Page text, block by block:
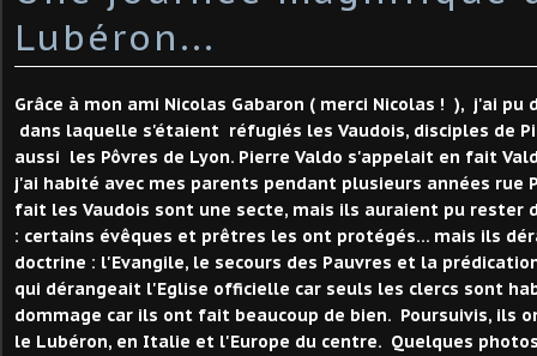
Lubéron...
Grâce à mon ami Nicolas Gabaron ( merci Nicolas ! ), j'ai
dans laquelle s'étaient réfugiés les Vaudois, disciples de
aussi les Pôvres de Lyon. Pierre Valdo s'appelait en fait
j'ai habité avec mes parents pendant plusieurs années rue
fait les Vaudois sont une secte, mais ils auraient pu rester
: certains évêques et prêtres les ont protégés... mais ils
doctrine : l'Evangile, le secours des Pauvres et la
qui dérangeait l'Eglise officielle car seuls les clercs sont
dommage car ils ont fait beaucoup de bien. Poursuivis, ils
le Lubéron, en Italie et l'Europe du centre. Quelques